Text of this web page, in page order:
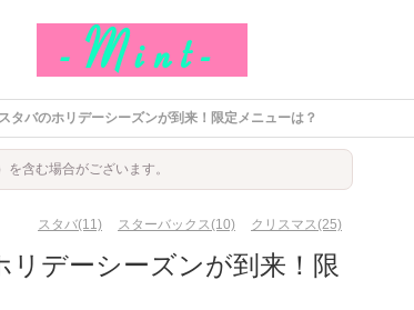
タバのホリデーシーズンが到来！限定メニューは？
含む場合がございます。
スタバ(11) スターバックス(10) クリスマス(25)
リデーシーズンが到来！限